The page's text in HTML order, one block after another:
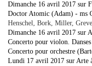
Dimanche 16 avril 2017 sur
Doctor Atomic (Adam) - ms
Henschel, Bork, Miller,
Dimanche 16 avril 2017 sur
Concerto pour violon.
Concerto pour orchestre
Lundi 17 avril 2017 sur Arte